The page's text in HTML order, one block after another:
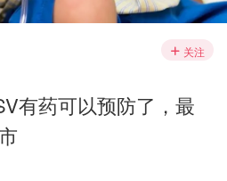
关注
有药可以预防了，最